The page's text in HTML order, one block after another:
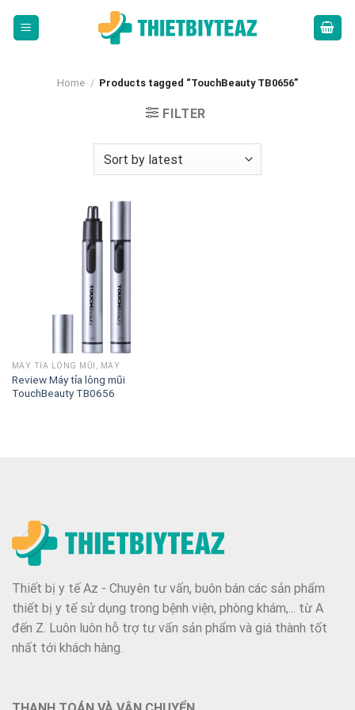
Home / Products tagged “TouchBeauty TB0656”
FILTER
MÁY TỈA LÔNG MŨI, MÀY
Review Máy tỉa lông mũi
TouchBeauty TB0656
Thiết bị y tế Az - Chuyên tư vấn, buôn bán các sản phẩm
thiết bị y tế sử dụng trong bệnh viện, phòng khám,... từ A
đến Z. Luôn luôn hỗ trợ tư vấn sản phẩm và giá thành tốt
nhất tới khách hàng.